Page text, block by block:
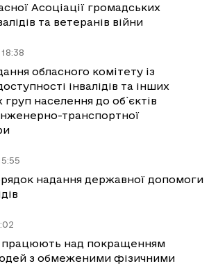
Асоціації громадських
та ветеранів війни
обласного комітету із
інвалідів та інших
населення до об`єктів
транспортної
надання державної допомоги
працюють над покращенням
з обмеженими фізичними